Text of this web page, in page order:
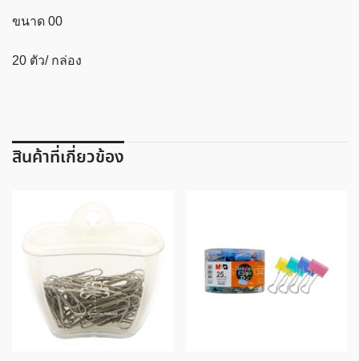
No.00
ขนาด 00
20 ตัว/ กล่อง
สินค้าที่เกี่ยวข้อง